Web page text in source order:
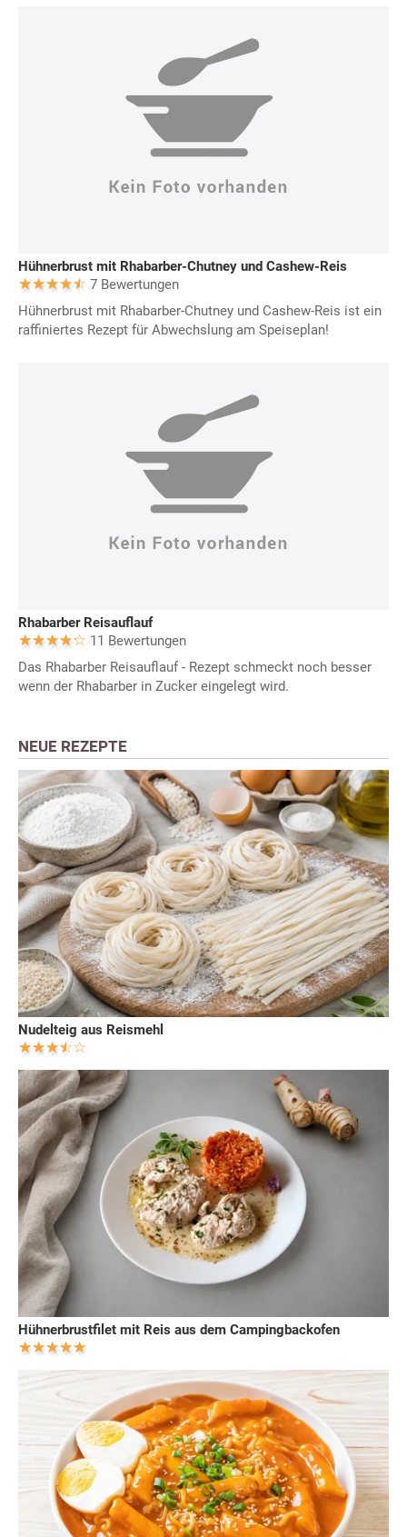
Hühnerbrust mit Rhabarber-Chutney und Cashew-Reis
7 Bewertungen
Hühnerbrust mit Rhabarber-Chutney und Cashew-Reis ist ein
raffiniertes Rezept für Abwechslung am Speiseplan!
Rhabarber Reisauflauf
11 Bewertungen
Das Rhabarber Reisauflauf - Rezept schmeckt noch besser
wenn der Rhabarber in Zucker eingelegt wird.
NEUE REZEPTE
Nudelteig aus Reismehl
Hühnerbrustfilet mit Reis aus dem Campingbackofen